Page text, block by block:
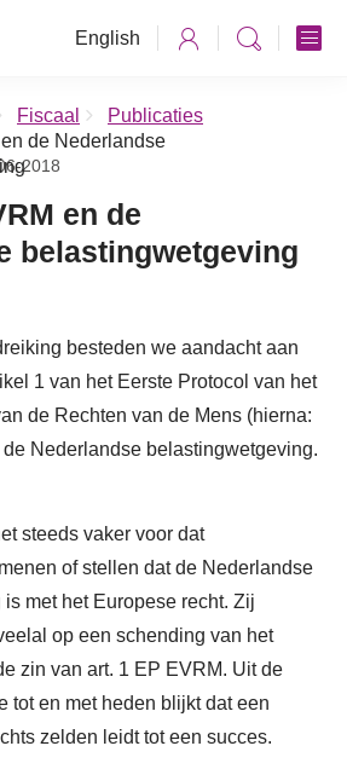
English
Fiscaal
Publicaties
de Nederlandse
2018
en de
belastingwetgeving
besteden we aandacht aan
1 van het Eerste Protocol van het
de Rechten van de Mens (hierna:
Nederlandse belastingwetgeving.
steeds vaker voor dat
of stellen dat de Nederlandse
met het Europese recht. Zij
op een schending van het
zin van art. 1 EP EVRM. Uit de
tot en met heden blijkt dat een
zelden leidt tot een succes.